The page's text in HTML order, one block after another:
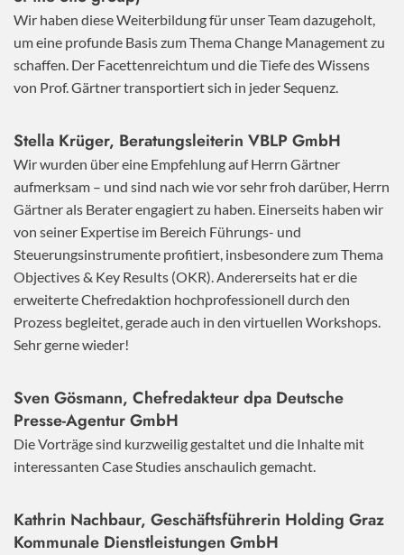
Wir haben diese Weiterbildung für unser Team dazugeholt,
um eine profunde Basis zum Thema Change Management zu
schaffen. Der Facettenreichtum und die Tiefe des Wissens
von Prof. Gärtner transportiert sich in jeder Sequenz.
Stella Krüger, Beratungsleiterin VBLP GmbH
Wir wurden über eine Empfehlung auf Herrn Gärtner
aufmerksam – und sind nach wie vor sehr froh darüber, Herrn
Gärtner als Berater engagiert zu haben. Einerseits haben wir
von seiner Expertise im Bereich Führungs- und
Steuerungsinstrumente profitiert, insbesondere zum Thema
Objectives & Key Results (OKR). Andererseits hat er die
erweiterte Chefredaktion hochprofessionell durch den
Prozess begleitet, gerade auch in den virtuellen Workshops.
Sehr gerne wieder!
Sven Gösmann, Chefredakteur dpa Deutsche
Presse-Agentur GmbH
Die Vorträge sind kurzweilig gestaltet und die Inhalte mit
interessanten Case Studies anschaulich gemacht.
Kathrin Nachbaur, Geschäftsführerin Holding Graz
Kommunale Dienstleistungen GmbH